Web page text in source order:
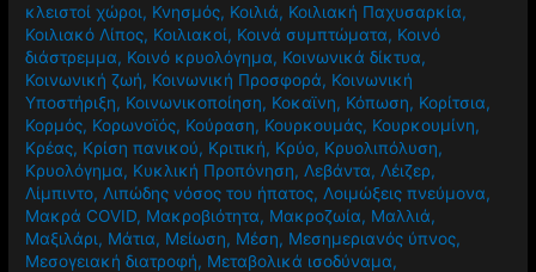
κλειστοί χώροι, Κνησμός, Κοιλιά, Κοιλιακή Παχυσαρκία,
Κοιλιακό Λίπος, Κοιλιακοί, Κοινά συμπτώματα, Κοινό
διάστρεμμα, Κοινό κρυολόγημα, Κοινωνικά δίκτυα,
Κοινωνική ζωή, Κοινωνική Προσφορά, Κοινωνική
Υποστήριξη, Κοινωνικοποίηση, Κοκαϊνη, Κόπωση, Κορίτσια,
Κορμός, Κορωνοϊός, Κούραση, Κουρκουμάς, Κουρκουμίνη,
Κρέας, Κρίση πανικού, Κριτική, Κρύο, Κρυολιπόλυση,
Κρυολόγημα, Κυκλική Προπόνηση, Λεβάντα, Λέιζερ,
Λίμπιντο, Λιπώδης νόσος του ήπατος, Λοιμώξεις πνεύμονα,
Μακρά COVID, Μακροβιότητα, Μακροζωία, Μαλλιά,
Μαξιλάρι, Μάτια, Μείωση, Μέση, Μεσημεριανός ύπνος,
Μεσογειακή διατροφή, Μεταβολικά ισοδύναμα,